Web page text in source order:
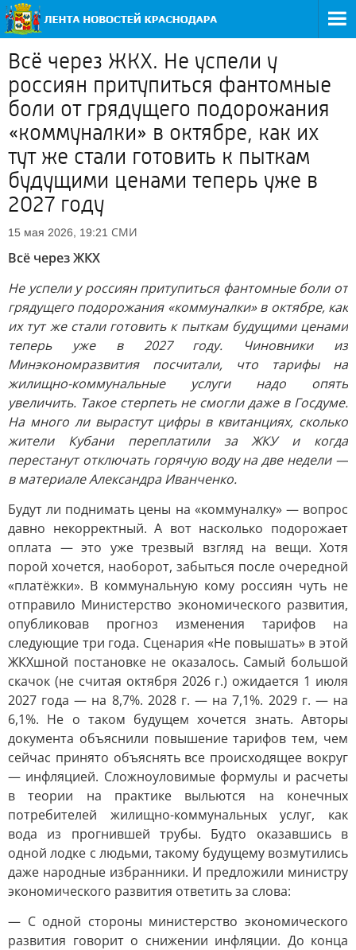
Всё через ЖКХ. Не успели у
россиян притупиться фантомные
боли от грядущего подорожания
«коммуналки» в октябре, как их
тут же стали готовить к пыткам
будущими ценами теперь уже в
2027 году
15 мая 2026, 19:21 СМИ
Всё через ЖКХ
Не успели у россиян притупиться фантомные боли от
грядущего подорожания «коммуналки» в октябре, как
их тут же стали готовить к пыткам будущими ценами
теперь уже в 2027 году. Чиновники из
Минэкономразвития посчитали, что тарифы на
жилищно-коммунальные услуги надо опять
увеличить. Такое стерпеть не смогли даже в Госдуме.
На много ли вырастут цифры в квитанциях, сколько
жители Кубани переплатили за ЖКУ и когда
перестанут отключать горячую воду на две недели —
в материале Александра Иванченко.
Будут ли поднимать цены на «коммуналку» — вопрос
давно некорректный. А вот насколько подорожает
оплата — это уже трезвый взгляд на вещи. Хотя
порой хочется, наоборот, забыться после очередной
«платёжки». В коммунальную кому россиян чуть не
отправило Министерство экономического развития,
опубликовав прогноз изменения тарифов на
следующие три года. Сценария «Не повышать» в этой
ЖКХшной постановке не оказалось. Самый большой
скачок (не считая октября 2026 г.) ожидается 1 июля
2027 года — на 8,7%. 2028 г. — на 7,1%. 2029 г. — на
6,1%. Не о таком будущем хочется знать. Авторы
документа объяснили повышение тарифов тем, чем
сейчас принято объяснять все происходящее вокруг
— инфляцией. Сложноуловимые формулы и расчеты
в теории на практике выльются на конечных
потребителей жилищно-коммунальных услуг, как
вода из прогнившей трубы. Будто оказавшись в
одной лодке с людьми, такому будущему возмутились
даже народные избранники. И предложили министру
экономического развития ответить за слова:
— С одной стороны министерство экономического
развития говорит о снижении инфляции. До конца